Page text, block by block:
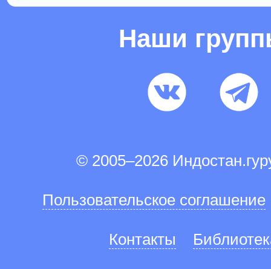
Наши
© 2005–2026
Пользовательское соглашение
Контакты